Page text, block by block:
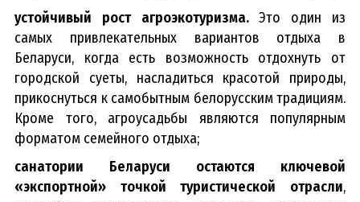
устойчивый рост агроэкотуризма.Это один из
самых привлекательных вариантов отдыха в
Беларуси, когда есть возможность отдохнуть от
городской суеты, насладиться красотой природы,
прикоснуться к самобытным белорусским традициям.
Кроме того, агроусадьбы являются популярным
форматом семейного отдыха;
санатории Беларуси остаются ключевой
«экспортной» точкой туристической отрасли,